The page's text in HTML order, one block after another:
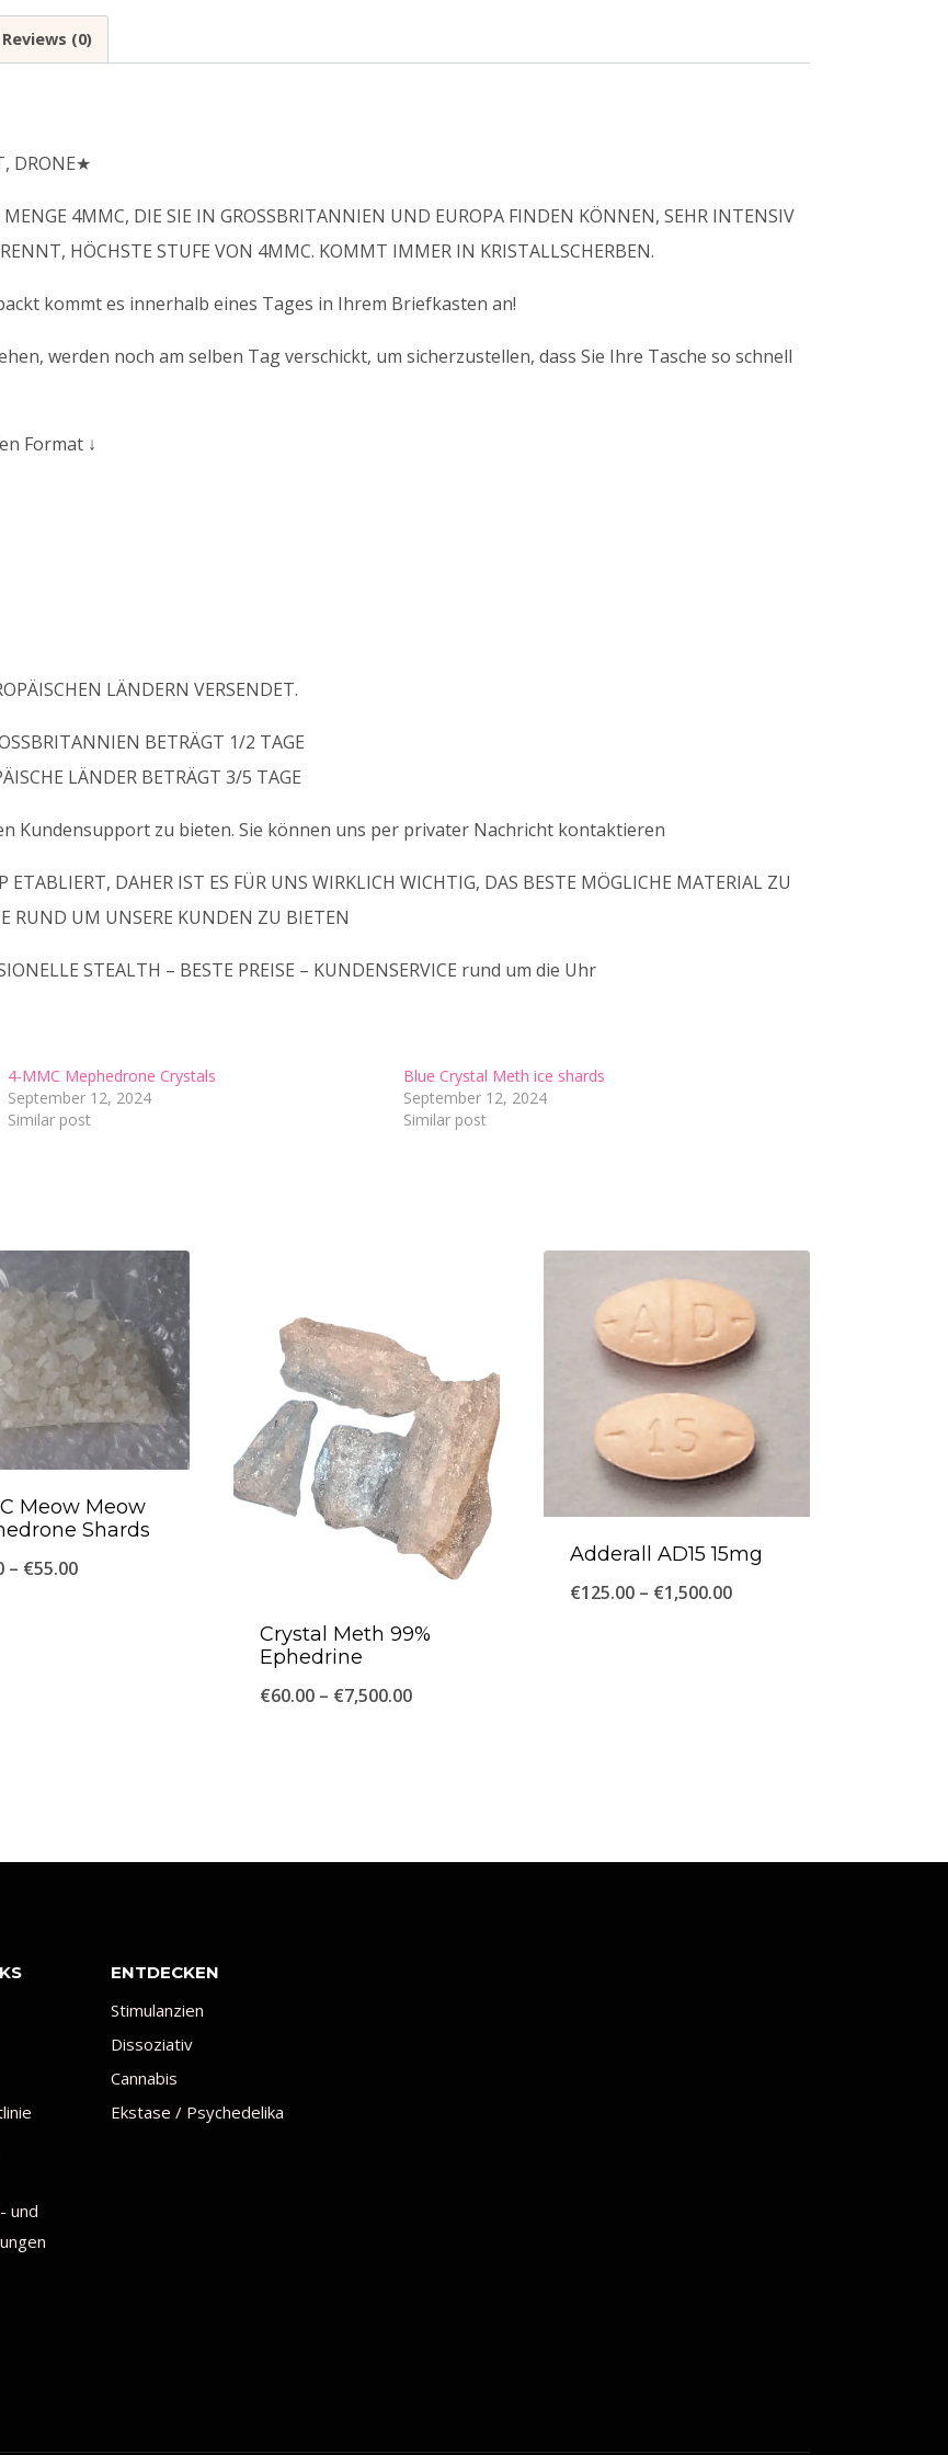
Reviews (0)
DRONE★
4MMC, DIE SIE IN GROSSBRITANNIEN UND EUROPA FINDEN KÖNNEN, SEHR INTENSIV
HÖCHSTE STUFE VON 4MMC. KOMMT IMMER IN KRISTALLSCHERBEN.
kommt es innerhalb eines Tages in Ihrem Briefkasten an!
werden noch am selben Tag verschickt, um sicherzustellen, dass Sie Ihre Tasche so schnell
Format ↓
LÄNDERN VERSENDET.
BETRÄGT 1/2 TAGE
LÄNDER BETRÄGT 3/5 TAGE
Kundensupport zu bieten. Sie können uns per privater Nachricht kontaktieren
DAHER IST ES FÜR UNS WIRKLICH WICHTIG, DAS BESTE MÖGLICHE MATERIAL ZU
RUND UM UNSERE KUNDEN ZU BIETEN
STEALTH – BESTE PREISE – KUNDENSERVICE rund um die Uhr
4-MMC Mephedrone Crystals
September 12, 2024
Similar post
Blue Crystal Meth ice shards
September 12, 2024
Similar post
Meow Meow
Shards
– €55.00Price
Crystal Meth 99%
Ephedrine
€60.00 – €7,500.00Price
Adderall AD15 15mg
€125.00 – €1,500.00Price
und
ENTDECKEN
Stimulanzien
Dissoziativ
Cannabis
Ekstase / Psychedelika